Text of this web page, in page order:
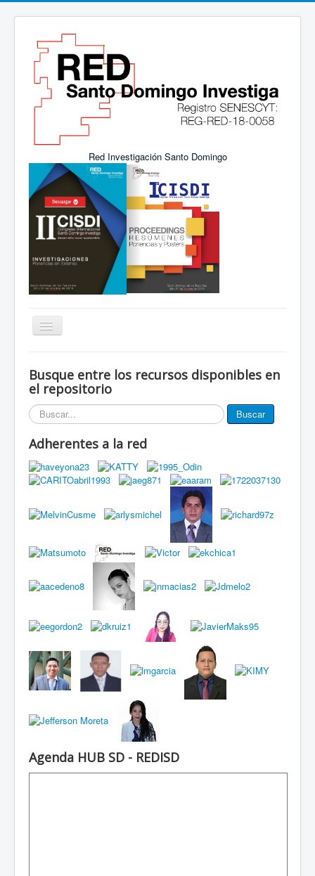
Red Investigación Santo Domingo
Alternar
Eventos
Miembros de la red
Documentos
Busque entre los recursos disponibles en
el repositorio
Buscar... Buscar
Adherentes a la red
Agenda HUB SD - REDISD